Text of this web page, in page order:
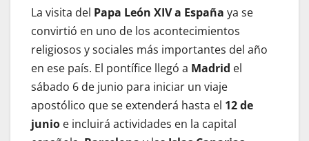
La visita del Papa León XIV a España ya se
convirtió en uno de los acontecimientos
religiosos y sociales más importantes del año
en ese país. El pontífice llegó a Madrid el
sábado 6 de junio para iniciar un viaje
apostólico que se extenderá hasta el 12 de
junio e incluirá actividades en la capital